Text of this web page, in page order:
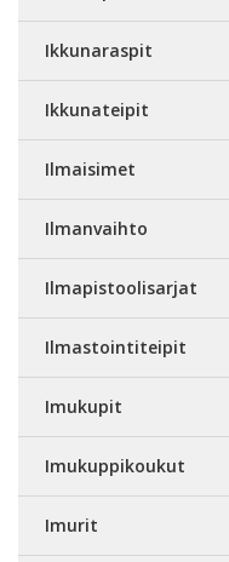
Ikkunaraspit
Ikkunateipit
Ilmaisimet
Ilmanvaihto
Ilmapistoolisarjat
Ilmastointiteipit
Imukupit
Imukuppikoukut
Imurit